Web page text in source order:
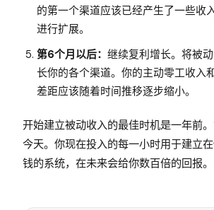
的第一个渠道应该已经产生了一些收
进行扩展。
第6个月以后： 继续复利增长。将被
长你的各个渠道。你的主动零工收入
差距应该随着时间推移逐步缩小。
开始建立被动收入的最佳时机是一年前
今天。你现在投入的每一小时用于建立
钱的系统，在未来会给你数百倍的回报。